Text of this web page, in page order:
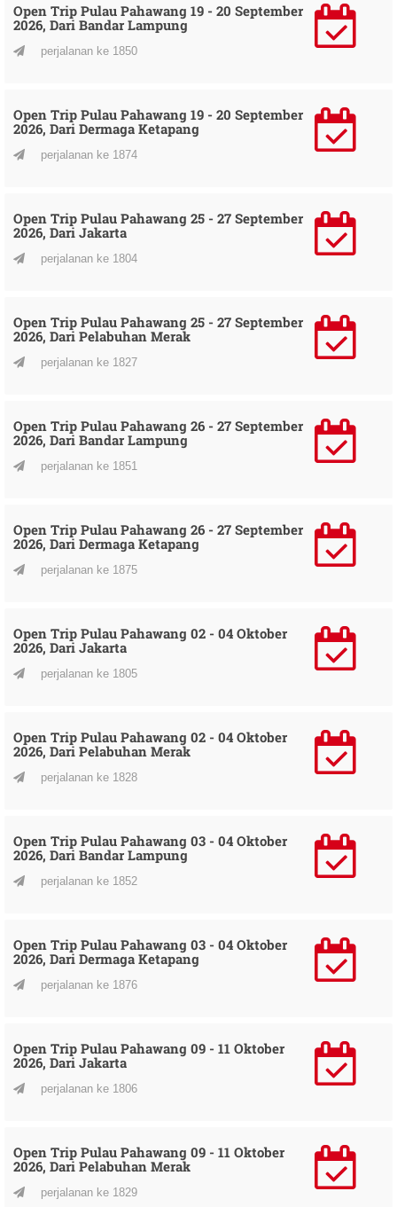
Open Trip Pulau Pahawang 19 - 20 September
2026, Dari Bandar Lampung
perjalanan ke 1850
Open Trip Pulau Pahawang 19 - 20 September
2026, Dari Dermaga Ketapang
perjalanan ke 1874
Open Trip Pulau Pahawang 25 - 27 September
2026, Dari Jakarta
perjalanan ke 1804
Open Trip Pulau Pahawang 25 - 27 September
2026, Dari Pelabuhan Merak
perjalanan ke 1827
Open Trip Pulau Pahawang 26 - 27 September
2026, Dari Bandar Lampung
perjalanan ke 1851
Open Trip Pulau Pahawang 26 - 27 September
2026, Dari Dermaga Ketapang
perjalanan ke 1875
Open Trip Pulau Pahawang 02 - 04 Oktober
2026, Dari Jakarta
perjalanan ke 1805
Open Trip Pulau Pahawang 02 - 04 Oktober
2026, Dari Pelabuhan Merak
perjalanan ke 1828
Open Trip Pulau Pahawang 03 - 04 Oktober
2026, Dari Bandar Lampung
perjalanan ke 1852
Open Trip Pulau Pahawang 03 - 04 Oktober
2026, Dari Dermaga Ketapang
perjalanan ke 1876
Open Trip Pulau Pahawang 09 - 11 Oktober
2026, Dari Jakarta
perjalanan ke 1806
Open Trip Pulau Pahawang 09 - 11 Oktober
2026, Dari Pelabuhan Merak
perjalanan ke 1829